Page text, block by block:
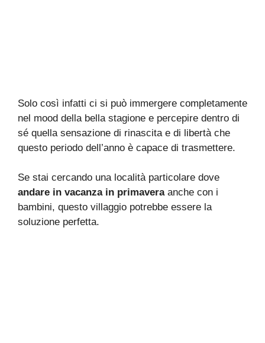
Solo così infatti ci si può immergere completamente
nel mood della bella stagione e percepire dentro di
sé quella sensazione di rinascita e di libertà che
questo periodo dell’anno è capace di trasmettere.
Se stai cercando una località particolare dove
andare in vacanza in primaveraanche con i
bambini, questo villaggio potrebbe essere la
soluzione perfetta.